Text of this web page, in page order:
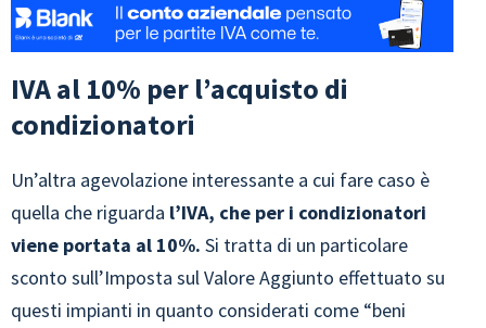
IVA al 10% per l’acquisto di
condizionatori
Un’altra agevolazione interessante a cui fare caso è
quella che riguarda l’IVA, che per i condizionatori
viene portata al 10%. Si tratta di un particolare
sconto sull’Imposta sul Valore Aggiunto effettuato su
questi impianti in quanto considerati come “beni